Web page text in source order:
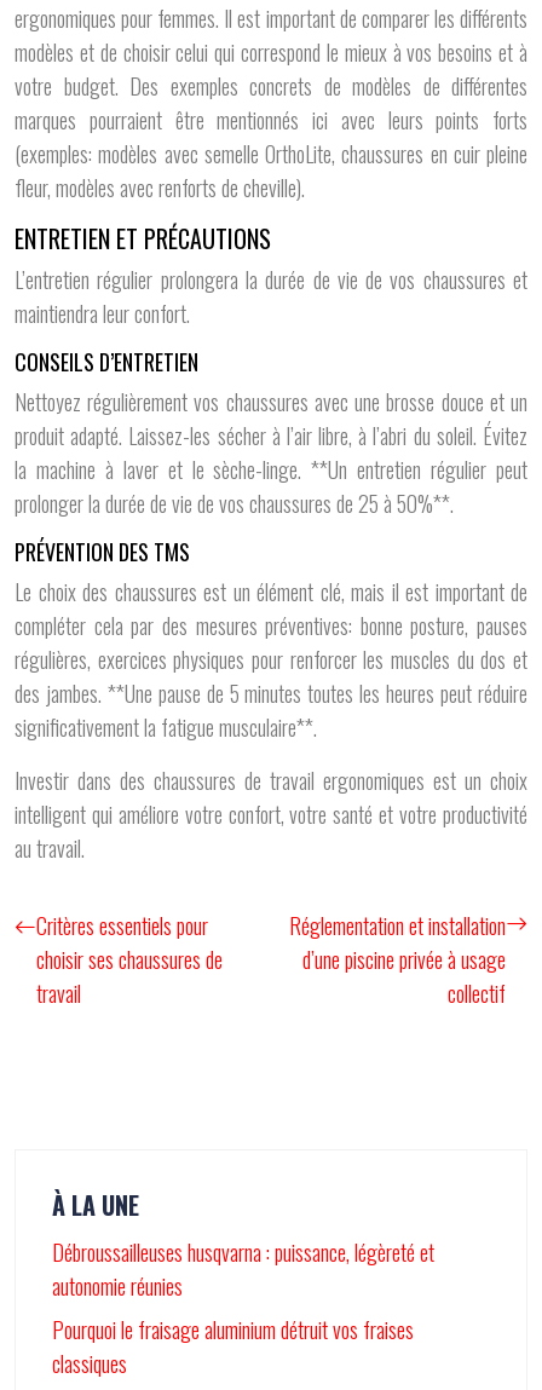
ergonomiques pour femmes. Il est important de comparer les différents
modèles et de choisir celui qui correspond le mieux à vos besoins et à
votre budget. Des exemples concrets de modèles de différentes
marques pourraient être mentionnés ici avec leurs points forts
(exemples: modèles avec semelle OrthoLite, chaussures en cuir pleine
fleur, modèles avec renforts de cheville).
ENTRETIEN ET PRÉCAUTIONS
L’entretien régulier prolongera la durée de vie de vos chaussures et
maintiendra leur confort.
CONSEILS D’ENTRETIEN
Nettoyez régulièrement vos chaussures avec une brosse douce et un
produit adapté. Laissez-les sécher à l’air libre, à l’abri du soleil. Évitez
la machine à laver et le sèche-linge. **Un entretien régulier peut
prolonger la durée de vie de vos chaussures de 25 à 50%**.
PRÉVENTION DES TMS
Le choix des chaussures est un élément clé, mais il est important de
compléter cela par des mesures préventives: bonne posture, pauses
régulières, exercices physiques pour renforcer les muscles du dos et
des jambes. **Une pause de 5 minutes toutes les heures peut réduire
significativement la fatigue musculaire**.
Investir dans des chaussures de travail ergonomiques est un choix
intelligent qui améliore votre confort, votre santé et votre productivité
au travail.
Critères essentiels pour
choisir ses chaussures de
travail
Réglementation et installation
d’une piscine privée à usage
collectif
À LA UNE
Débroussailleuses husqvarna : puissance, légèreté et
autonomie réunies
Pourquoi le fraisage aluminium détruit vos fraises
classiques